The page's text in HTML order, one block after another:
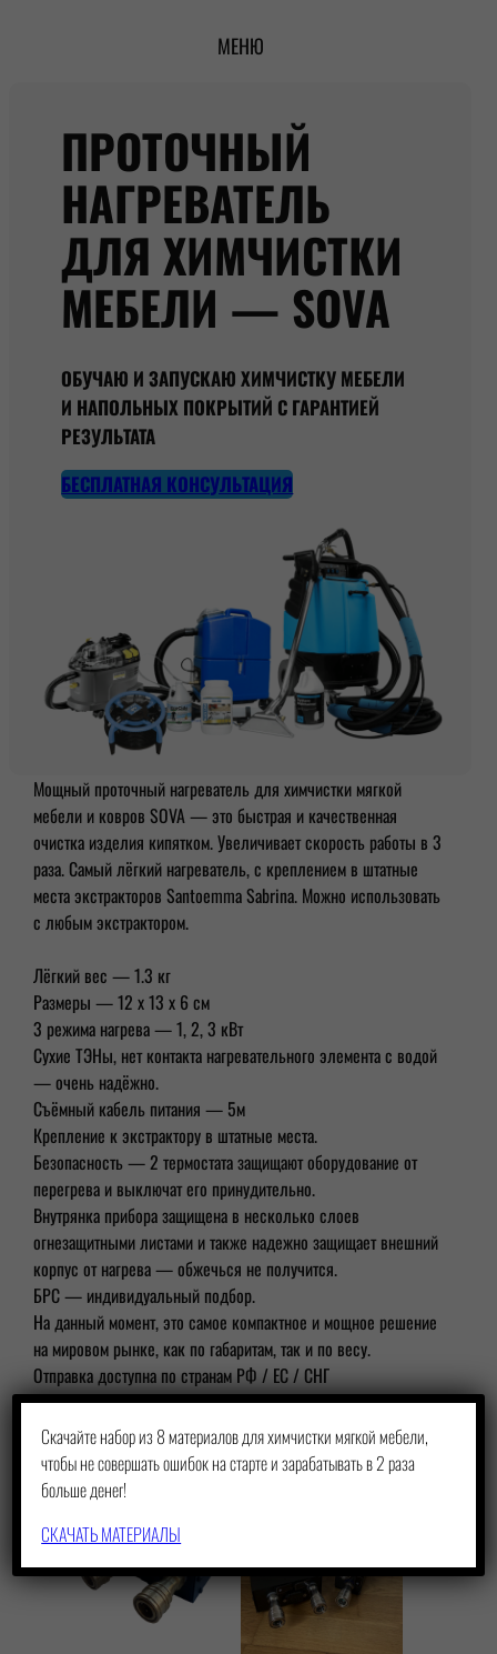
МЕНЮ
ПРОТОЧНЫЙ
НАГРЕВАТЕЛЬ
ДЛЯ ХИМЧИСТКИ
МЕБЕЛИ — SOVA
ОБУЧАЮ И ЗАПУСКАЮ ХИМЧИСТКУ МЕБЕЛИ
И НАПОЛЬНЫХ ПОКРЫТИЙ С ГАРАНТИЕЙ
РЕЗУЛЬТАТА
БЕСПЛАТНАЯ КОНСУЛЬТАЦИЯ
Мощный проточный нагреватель для химчистки мягкой
мебели и ковров SOVA — это быстрая и качественная
очистка изделия кипятком. Увеличивает скорость работы в 3
раза. Самый лёгкий нагреватель, с креплением в штатные
места экстракторов Santoemma Sabrina. Можно использовать
с любым экстрактором.
Лёгкий вес — 1.3 кг
Размеры — 12 х 13 х 6 см
3 режима нагрева — 1, 2, 3 кВт
Сухие ТЭНы, нет контакта нагревательного элемента с водой
— очень надёжно.
Съёмный кабель питания — 5м
Крепление к экстрактору в штатные места.
Безопасность — 2 термостата защищают оборудование от
перегрева и выключат его принудительно.
Внутрянка прибора защищена в несколько слоев
огнезащитными листами и также надежно защищает внешний
корпус от нагрева — обжечься не получится.
БРС — индивидуальный подбор.
На данный момент, это самое компактное и мощное решение
на мировом рынке, как по габаритам, так и по весу.
Отправка доступна по странам РФ / ЕС / СНГ
Скачайте набор из 8 материалов для химчистки мягкой мебели,
чтобы не совершать ошибок на старте и зарабатывать в 2 раза
больше денег!
СКАЧАТЬ МАТЕРИАЛЫ